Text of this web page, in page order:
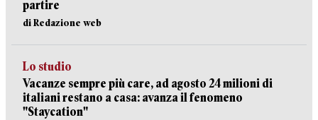
partire
di Redazione web
Lo studio
Vacanze sempre più care, ad agosto 24 milioni di
italiani restano a casa: avanza il fenomeno
"Staycation"